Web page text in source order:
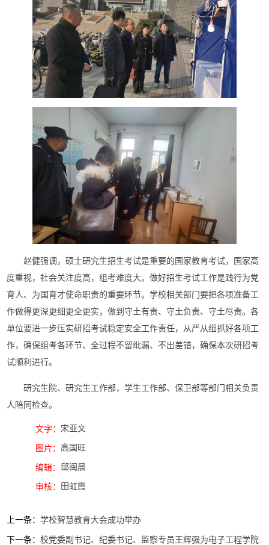
赵健强调，硕士研究生招生考试是重要的国家教育考试，国家高
度重视，社会关注度高，组考难度大。做好招生考试工作是践行为党
育人、为国育才使命职责的重要环节。学校相关部门要把各项准备工
作做得更深更细更全更实，做到守土有责、守土负责、守土尽责。各
单位要进一步压实研招考试稳定安全工作责任，从严从细抓好各项工
作，确保组考各环节、全过程不留纰漏、不出差错，确保本次研招考
试顺利进行。
研究生院、研究生工作部，学生工作部、保卫部等部门相关负责
人陪同检查。
文字： 宋亚文
图片： 高国旺
编辑： 邱闽晨
审核： 田虹霞
上一条：学校智慧教育大会成功举办
下一条：校党委副书记、纪委书记、监察专员王辉强为电子工程学院